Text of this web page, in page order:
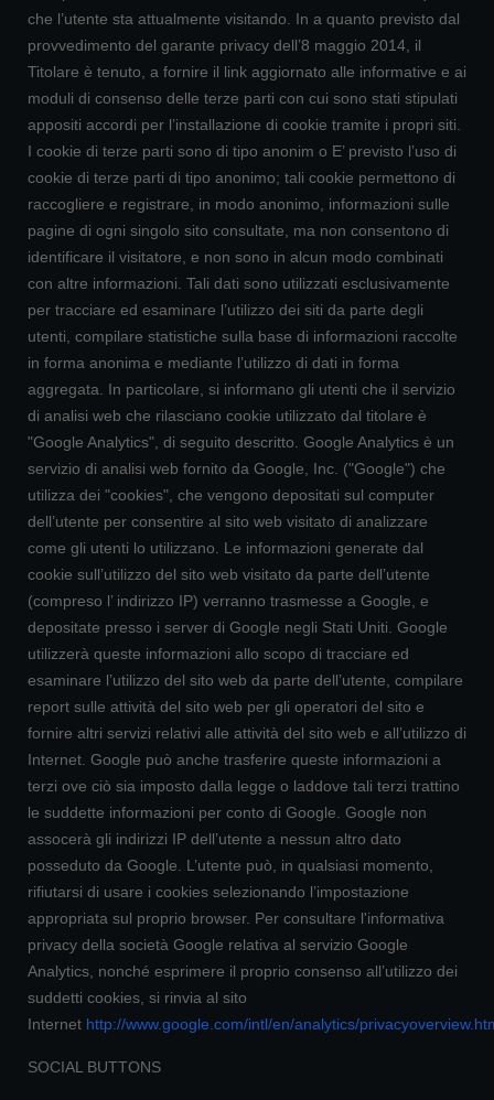
che l’utente sta attualmente visitando. In a quanto previsto dal
provvedimento del garante privacy dell’8 maggio 2014, il
Titolare è tenuto, a fornire il link aggiornato alle informative e ai
moduli di consenso delle terze parti con cui sono stati stipulati
appositi accordi per l’installazione di cookie tramite i propri siti.
I cookie di terze parti sono di tipo anonim o E’ previsto l’uso di
cookie di terze parti di tipo anonimo; tali cookie permettono di
raccogliere e registrare, in modo anonimo, informazioni sulle
pagine di ogni singolo sito consultate, ma non consentono di
identificare il visitatore, e non sono in alcun modo combinati
con altre informazioni. Tali dati sono utilizzati esclusivamente
per tracciare ed esaminare l’utilizzo dei siti da parte degli
utenti, compilare statistiche sulla base di informazioni raccolte
in forma anonima e mediante l’utilizzo di dati in forma
aggregata. In particolare, si informano gli utenti che il servizio
di analisi web che rilasciano cookie utilizzato dal titolare è
"Google Analytics", di seguito descritto. Google Analytics è un
servizio di analisi web fornito da Google, Inc. ("Google") che
utilizza dei "cookies", che vengono depositati sul computer
dell’utente per consentire al sito web visitato di analizzare
come gli utenti lo utilizzano. Le informazioni generate dal
cookie sull’utilizzo del sito web visitato da parte dell’utente
(compreso l’ indirizzo IP) verranno trasmesse a Google, e
depositate presso i server di Google negli Stati Uniti. Google
utilizzerà queste informazioni allo scopo di tracciare ed
esaminare l’utilizzo del sito web da parte dell’utente, compilare
report sulle attività del sito web per gli operatori del sito e
fornire altri servizi relativi alle attività del sito web e all’utilizzo di
Internet. Google può anche trasferire queste informazioni a
terzi ove ciò sia imposto dalla legge o laddove tali terzi trattino
le suddette informazioni per conto di Google. Google non
assocerà gli indirizzi IP dell’utente a nessun altro dato
posseduto da Google. L’utente può, in qualsiasi momento,
rifiutarsi di usare i cookies selezionando l’impostazione
appropriata sul proprio browser. Per consultare l'informativa
privacy della società Google relativa al servizio Google
Analytics, nonché esprimere il proprio consenso all’utilizzo dei
suddetti cookies, si rinvia al sito
Internet http://www.google.com/intl/en/analytics/
SOCIAL BUTTONS